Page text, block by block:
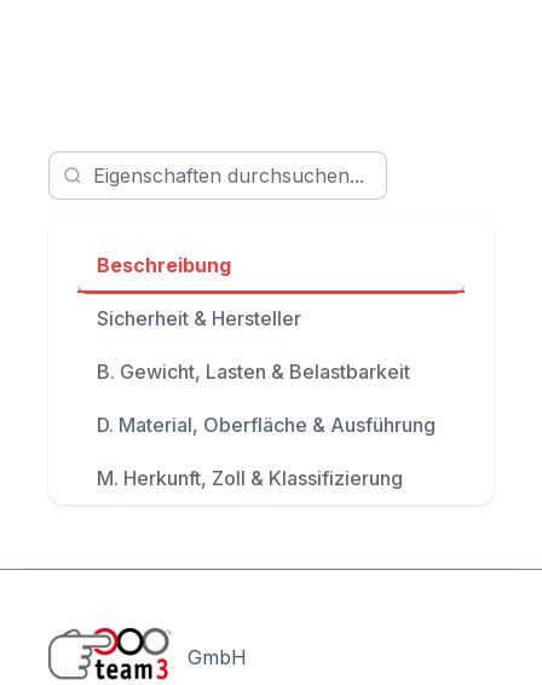
Beschreibung
Sicherheit & Hersteller
B. Gewicht, Lasten & Belastbarkeit
D. Material, Oberfläche & Ausführung
M. Herkunft, Zoll & Klassifizierung
GmbH